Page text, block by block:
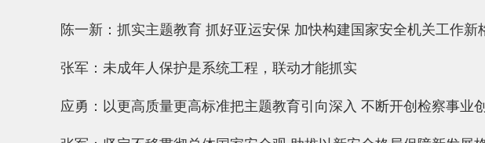
陈一新：抓实主题教育 抓好亚运安保 加快构建国家安全机关工作新
张军：未成年人保护是系统工程，联动才能抓实
应勇：以更高质量更高标准把主题教育引向深入 不断开创检察事业